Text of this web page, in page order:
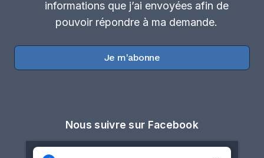
informations que j’ai envoyées afin de
pouvoir répondre à ma demande.
Je m'abonne
Nous suivre sur Facebook